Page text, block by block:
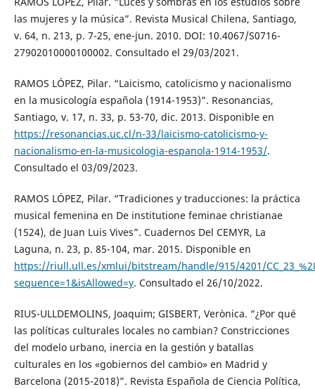
las mujeres y la música”. Revista Musical Chilena, Santiago,
v. 64, n. 213, p. 7-25, ene-jun. 2010. DOI: 10.4067/S0716-
27902010000100002. Consultado el 29/03/2021.
RAMOS LÓPEZ, Pilar. “Laicismo, catolicismo y nacionalismo
en la musicología española (1914-1953)”. Resonancias,
Santiago, v. 17, n. 33, p. 53-70, dic. 2013. Disponible en
https://resonancias.uc.cl/n-33/laicismo-catolicismo-y-
nacionalismo-en-la-musicologia-espanola-1914-1953/.
Consultado el 03/09/2023.
RAMOS LÓPEZ, Pilar. “Tradiciones y traducciones: la práctica
musical femenina en De institutione feminae christianae
(1524), de Juan Luis Vives”. Cuadernos Del CEMYR, La
Laguna, n. 23, p. 85-104, mar. 2015. Disponible en
https://riull.ull.es/xmlui/bitstream/handle/915/4201/
sequence=1&isAllowed=y. Consultado el 26/10/2022.
RIUS-ULLDEMOLINS, Joaquim; GISBERT, Verònica. “¿Por qué
las políticas culturales locales no cambian? Constricciones
del modelo urbano, inercia en la gestión y batallas
culturales en los «gobiernos del cambio» en Madrid y
Barcelona (2015-2018)”. Revista Española de Ciencia Política,